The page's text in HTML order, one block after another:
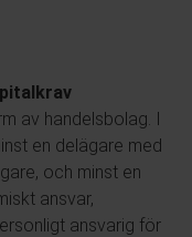
av handelsbolag. I
en delägare med
och minst en
ansvar,
ansvarig för